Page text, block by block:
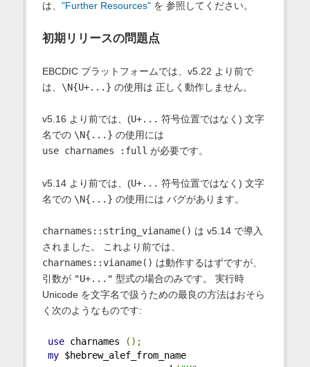
は、 "Further Resources"を 参照してください。
初期リリースの問題点
EBCDIC プラットフォームでは、v5.22 より前で
は、 \N{U+...} の使用は 正しく動作しません。
v5.16 より前では、(U+... 符号位置ではなく) 文字
名での \N{...} の使用には
use charnames :full が必要です。
v5.14 より前では、(U+... 符号位置ではなく) 文字
名での \N{...} の使用には バグがあります。
charnames::string_vianame() は v5.14 で導入
されました。 これより前では、
charnames::vianame() は動作するはずですが、
引数が "U+..." 型式の場合のみです。 実行時
Unicode を文字名で扱うための最良の方法はおそら
く次のようなものです:
use charnames
();
my $hebrew_alef_from_name